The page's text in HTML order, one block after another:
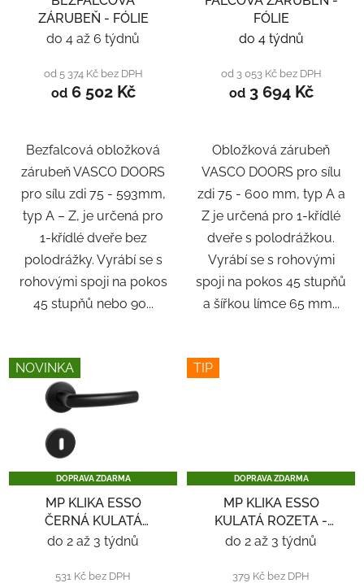
ZÁRUBEŇ - FÓLIE
do 4 až 6 týdnů
od 5 374 Kč bez DPH
od6 502 Kč
Bezfalcová obložková
zárubeň VASCO DOORS
pro sílu zdi 75 - 593mm,
typ A – Z, je určená pro
1-křídlé dveře bez
polodrážky. Vyrábí se s
rohovými spoji na pokos
45 stupňů nebo 90...
FÓLIE
do 4 týdnů
od 3 053 Kč bez DPH
od3 694 Kč
Obložková zárubeň
VASCO DOORS pro sílu
zdi 75 - 600 mm, typ A a
Z je určená pro 1-křídlé
dveře s polodrážkou.
Vyrábí se s rohovými
spoji na pokos 45 stupňů
a šířkou límce 65 mm...
NOVINKA
DOPRAVA ZDARMA
MP KLIKA ESSO
ČERNÁ KULATÁ
ROZETA - ČERNÁ
do 2 až 3 týdnů
531 Kč bez DPH
TIP
DOPRAVA ZDARMA
MP KLIKA ESSO
KULATÁ ROZETA -
NEREZ
do 2 až 3 týdnů
379 Kč bez DPH